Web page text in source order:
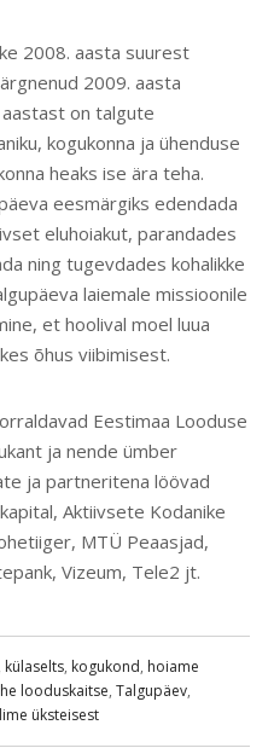
2008. aasta suurest
2009. aasta
on talgute
kogukonna ja ühenduse
heaks ise ära teha.
eesmärgiks edendada
eluhoiakut, parandades
ning tugevdades kohalikke
laiemale missioonile
et hoolival moel luua
õhus viibimisest.
Eestimaa Looduse
ja nende ümber
ja partneritena löövad
Aktiivsete Kodanike
MTÜ Peaasjad,
Vizeum, Tele2 jt.
külaselts, kogukond, hoiame
looduskaitse, Talgupäev,
üksteisest